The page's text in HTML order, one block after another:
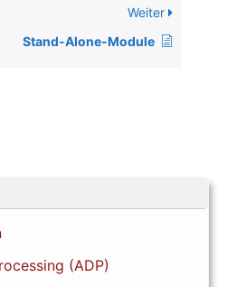
(ADP)
Weiter
Stand-Alone-Module